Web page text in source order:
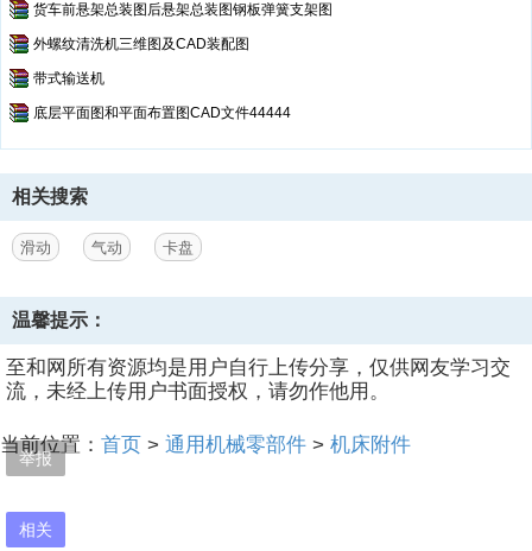
相关
举报
货车前悬架总装图后悬架总装图钢板弹簧支架图
外螺纹清洗机三维图及CAD装配图
带式输送机
底层平面图和平面布置图CAD文件44444
相关搜索
滑动 气动 卡盘
温馨提示：
至和网所有资源均是用户自行上传分享，仅供网友学习交
流，未经上传用户书面授权，请勿作他用。
当前位置： 首页 > 通用机械零部件 > 机床附件